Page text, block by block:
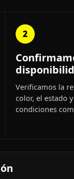
2
Verificamos la
color, el estado
condiciones